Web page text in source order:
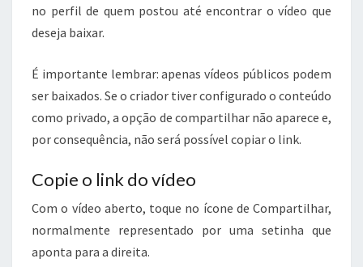
no perfil de quem postou até encontrar o vídeo que
deseja baixar.
É importante lembrar: apenas vídeos públicos podem
ser baixados. Se o criador tiver configurado o conteúdo
como privado, a opção de compartilhar não aparece e,
por consequência, não será possível copiar o link.
Copie o link do vídeo
Com o vídeo aberto, toque no ícone de Compartilhar,
normalmente representado por uma setinha que
aponta para a direita.